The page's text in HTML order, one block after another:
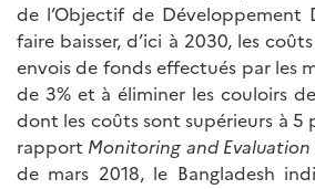
de l’Objectif de Développement
faire baisser, d’ici à 2030, les
envois de fonds effectués par les
de 3% et à éliminer les couloirs
dont les coûts sont supérieurs à 5
rapport Monitoring and Evaluation
de mars 2018, le Bangladesh